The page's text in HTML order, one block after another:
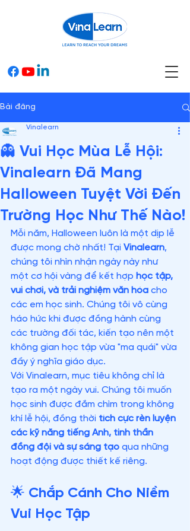
Bài đăng
👻 Vui Học Mùa Lễ Hội:
Vinalearn Đã Mang
Halloween Tuyệt Vời Đến
Trường Học Như Thế Nào!
Vinalearn
Mỗi năm, Halloween luôn là một dịp lễ
được mong chờ nhất! Tại Vinalearn,
chúng tôi nhìn nhận ngày này như
một cơ hội vàng để kết hợp học tập,
vui chơi, và trải nghiệm văn hóa cho
các em học sinh. Chúng tôi vô cùng
háo hức khi được đồng hành cùng
các trường đối tác, kiến tạo nên một
không gian học tập vừa "ma quái" vừa
đầy ý nghĩa giáo dục.
Với Vinalearn, mục tiêu không chỉ là
tạo ra một ngày vui. Chúng tôi muốn
học sinh được đắm chìm trong không
khí lễ hội, đồng thời tích cực rèn luyện
các kỹ năng tiếng Anh, tinh thần
đồng đội và sự sáng tạo qua những
hoạt động được thiết kế riêng.
🌟 Chắp Cánh Cho Niềm
Vui Học Tập